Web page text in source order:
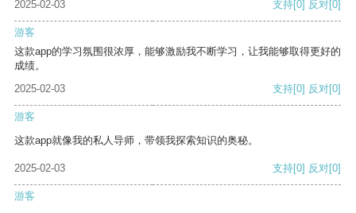
2025-02-03
支持[0] 反对[0]
游客
这款app的学习氛围很浓厚，能够激励我不断学习，让我能够取得更好的
成绩。
2025-02-03
支持[0] 反对[0]
游客
这款app就像我的私人导师，带领我探索知识的奥秘。
2025-02-03 支持[0] 反对[0]
游客